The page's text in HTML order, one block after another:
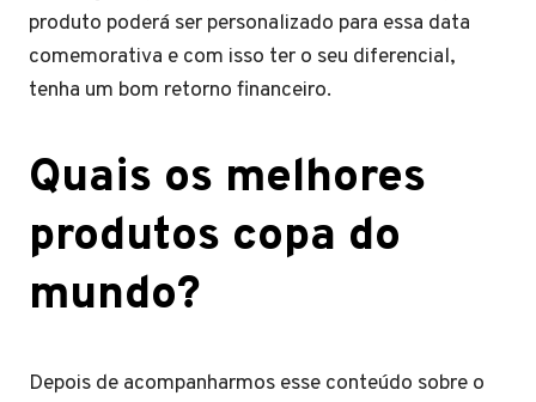
produto poderá ser personalizado para essa data
comemorativa e com isso ter o seu diferencial,
tenha um bom retorno financeiro.
Quais os melhores
produtos copa do
mundo?
Depois de acompanharmos esse conteúdo sobre o